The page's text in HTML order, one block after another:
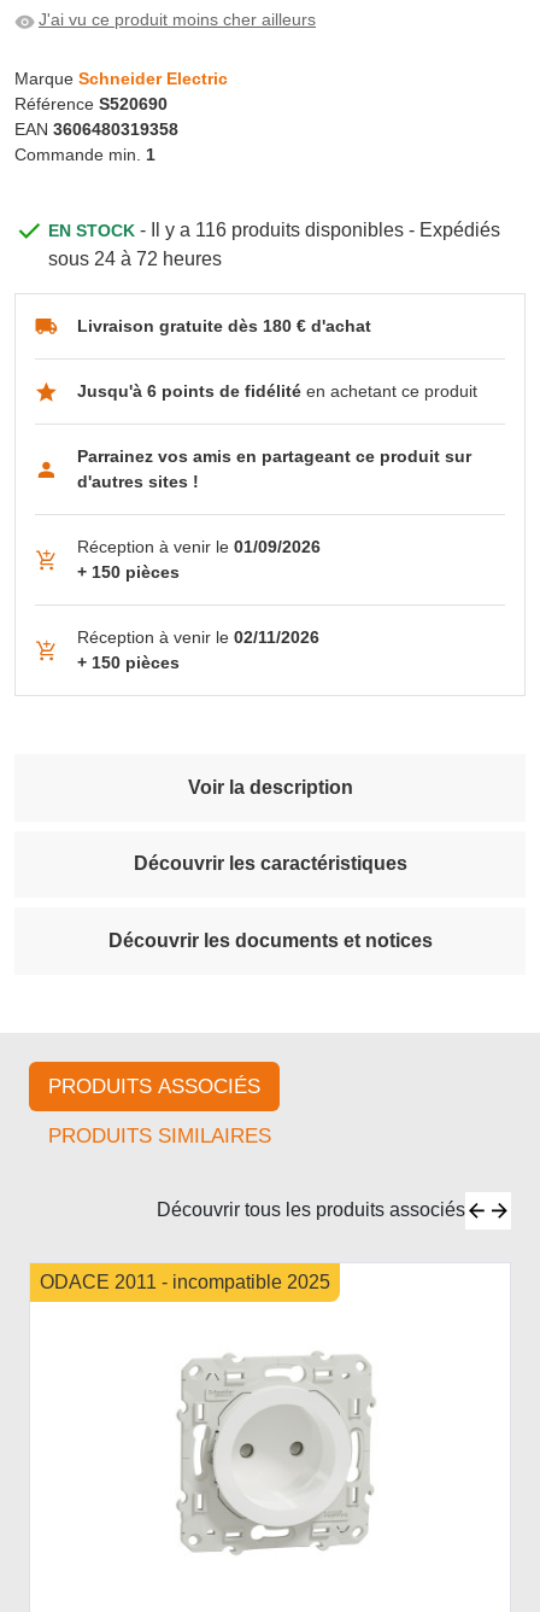
J'ai vu ce produit moins cher ailleurs
Marque Schneider Electric
Référence S520690
EAN 3606480319358
Commande min. 1
EN STOCK- Il y a 116 produits disponibles - Expédiés
sous 24 à 72 heures
Réception à venir le01/09/2026
+ 150 pièces
Réception à venir le02/11/2026
+ 150 pièces
Livraison gratuite dès 180 € d'achat
Jusqu'à 6 points de fidélitéen achetant ce produit
Parrainez vos amis en partageant ce produit sur
d'autres sites !
Voir la description
Découvrir les caractéristiques
Découvrir les documents et notices
PRODUITS ASSOCIÉS
PRODUITS SIMILAIRES
Découvrir tous les produits associés
ODACE 2011 - incompatible 2025